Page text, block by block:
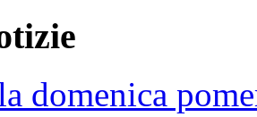
domenica